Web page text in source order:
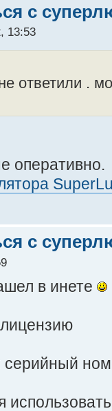
с
13:53
ответили .
оперативно.
с
в инете
серийный